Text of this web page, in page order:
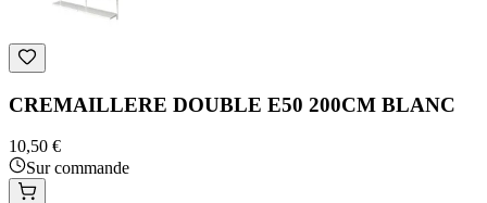
CREMAILLERE DOUBLE E50 200CM BLANC
10,50 €
Sur commande